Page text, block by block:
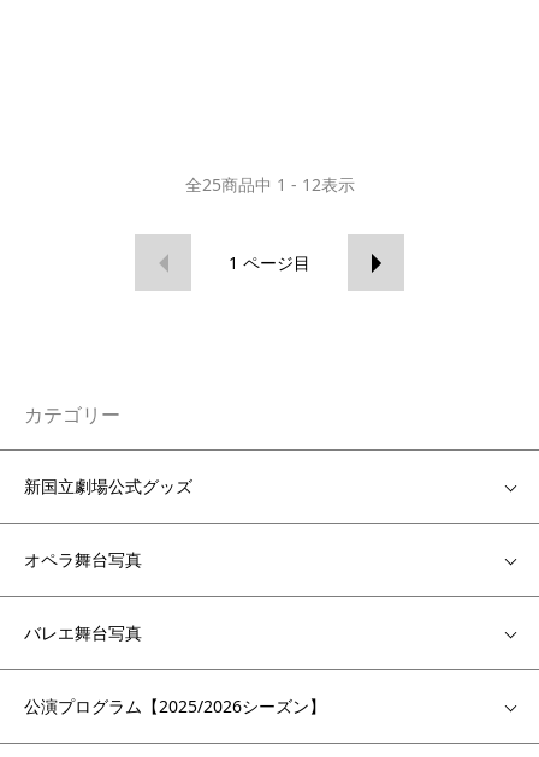
全25商品中 1 - 12表示
1 ページ目
カテゴリー
新国立劇場公式グッズ
オペラ舞台写真
バレエ舞台写真
公演プログラム【2025/2026シーズン】